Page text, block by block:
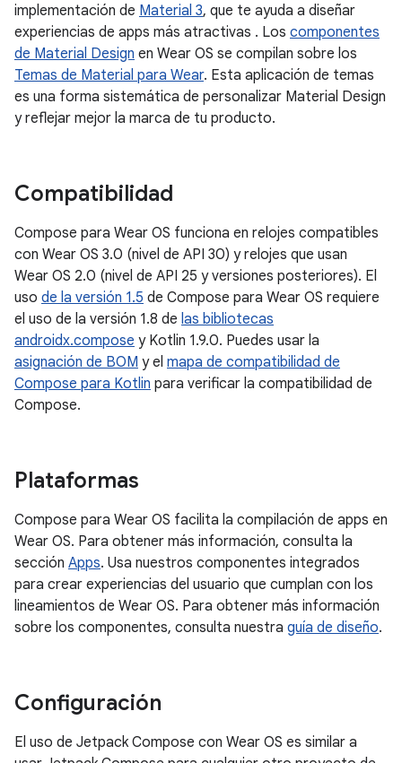
implementación de Material 3, que te ayuda a diseñar
experiencias de apps más atractivas . Los componentes
de Material Design en Wear OS se compilan sobre los
Temas de Material para Wear. Esta aplicación de temas
es una forma sistemática de personalizar Material Design
y reflejar mejor la marca de tu producto.
Compatibilidad
Compose para Wear OS funciona en relojes compatibles
con Wear OS 3.0 (nivel de API 30) y relojes que usan
Wear OS 2.0 (nivel de API 25 y versiones posteriores). El
uso de la versión 1.5 de Compose para Wear OS requiere
el uso de la versión 1.8 de las bibliotecas
androidx.compose y Kotlin 1.9.0. Puedes usar la
asignación de BOM y el mapa de compatibilidad de
Compose para Kotlin para verificar la compatibilidad de
Compose.
Plataformas
Compose para Wear OS facilita la compilación de apps en
Wear OS. Para obtener más información, consulta la
sección Apps. Usa nuestros componentes integrados
para crear experiencias del usuario que cumplan con los
lineamientos de Wear OS. Para obtener más información
sobre los componentes, consulta nuestra guía de diseño.
Configuración
El uso de Jetpack Compose con Wear OS es similar a